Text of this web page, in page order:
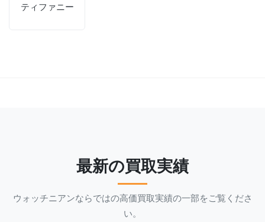
ティファニー
最新の買取実績
ウォッチニアンならではの高価買取実績の一部をご覧くださ
い。